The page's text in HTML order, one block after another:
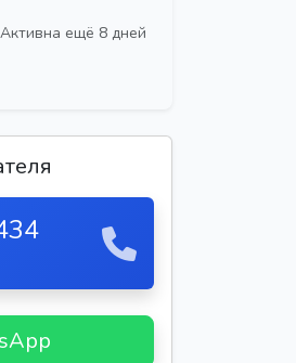
Активна ещё 8 дней